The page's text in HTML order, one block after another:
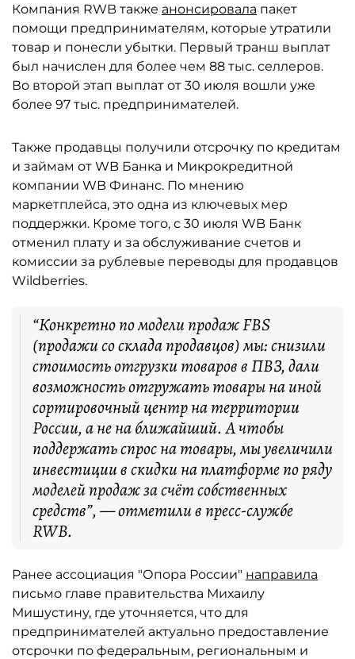
Компания RWB также анонсировала пакет
помощи предпринимателям, которые утратили
товар и понесли убытки. Первый транш выплат
был начислен для более чем 88 тыс. селлеров.
Во второй этап выплат от 30 июля вошли уже
более 97 тыс. предпринимателей.
Также продавцы получили отсрочку по кредитам
и займам от WB Банка и Микрокредитной
компании WB Финанс. По мнению
маркетплейса, это одна из ключевых мер
поддержки. Кроме того, с 30 июля WB Банк
отменил плату и за обслуживание счетов и
комиссии за рублевые переводы для продавцов
Wildberries.
“Конкретно по модели продаж FBS
(продажи со склада продавцов) мы: снизили
стоимость отгрузки товаров в ПВЗ, дали
возможность отгружать товары на иной
сортировочный центр на территории
России, а не на ближайший. А чтобы
поддержать спрос на товары, мы увеличили
инвестиции в скидки на платформе по ряду
моделей продаж за счёт собственных
средств”, — отметили в пресс-службе
RWB.
Ранее ассоциация "Опора России" направила
письмо главе правительства Михаилу
Мишустину, где уточняется, что для
предпринимателей актуально предоставление
отсрочки по федеральным, региональным и